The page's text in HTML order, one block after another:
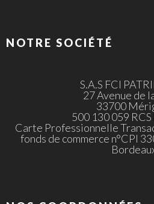
NOTRE SOCIÉTÉ
S.A.S FCI
27 Avenue de
33700
500 130 059
Carte Professionnelle
fonds de commerce n°CPI